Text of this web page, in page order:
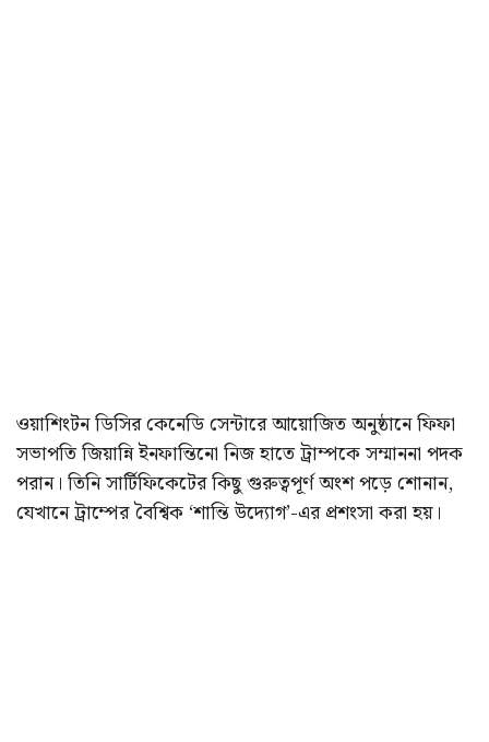
ওয়াশিংটন ডিসির কেনেডি সেন্টারে আয়োজিত অনুষ্ঠানে ফিফা
সভাপতি জিয়ান্নি ইনফান্তিনো নিজ হাতে ট্রাম্পকে সম্মাননা পদক
পরান। তিনি সার্টিফিকেটের কিছু গুরুত্বপূর্ণ অংশ পড়ে শোনান,
যেখানে ট্রাম্পের বৈশ্বিক ‘শান্তি উদ্যোগ’-এর প্রশংসা করা হয়।